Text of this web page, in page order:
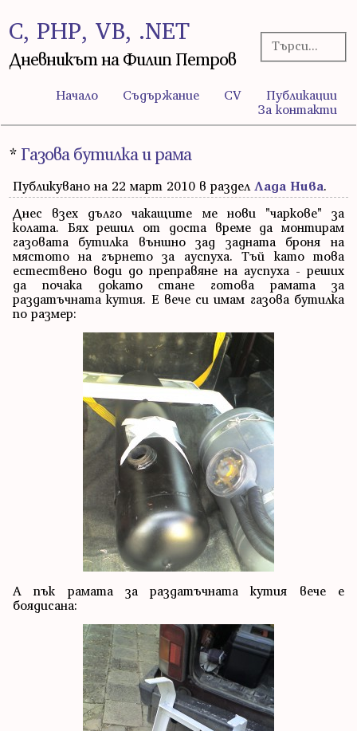
C, PHP, VB, .NET
Дневникът на Филип Петров
Начало Съдържание CV
Публикации
За контакти
* Газова бутилка и рама
Публикувано на 22 март 2010 в раздел Лада Нива.
Днес взех дълго чакащите ме нови "чаркове" за
колата. Бях решил от доста време да монтирам
газовата бутилка външно зад задната броня на
мястото на гърнето за ауспуха. Тъй като това
естествено води до преправяне на ауспуха - реших
да почака докато стане готова рамата за
раздатъчната кутия. Е вече си имам газова бутилка
по размер:
А пък рамата за раздатъчната кутия вече е
боядисана: